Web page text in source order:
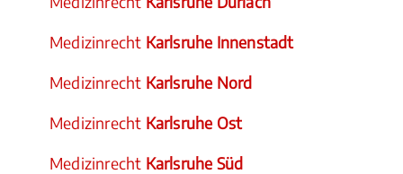
Medizinrecht Karlsruhe Innenstadt
Medizinrecht Karlsruhe Nord
Medizinrecht Karlsruhe Ost
Medizinrecht Karlsruhe Süd